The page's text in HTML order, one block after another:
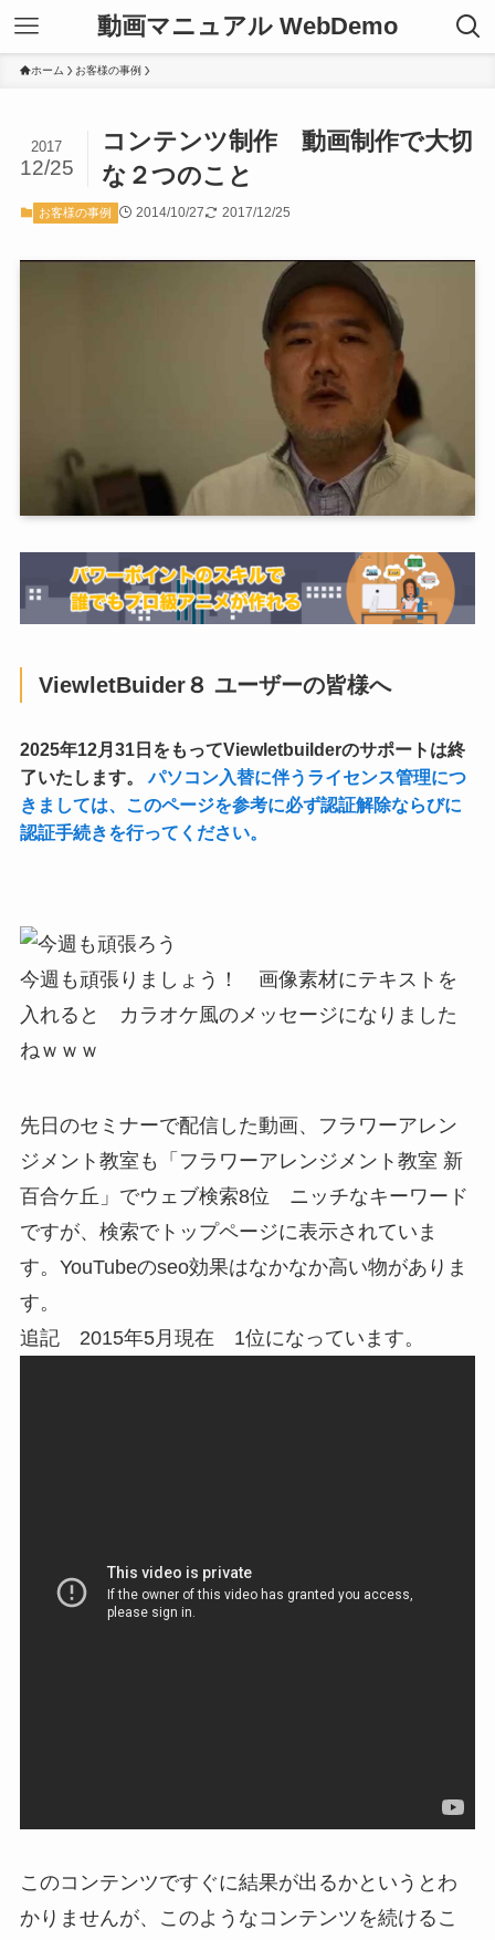
動画マニュアル WebDemo
ホーム お客様の事例
コンテンツ制作 動画制作で大切
な２つのこと
2017
12/25
お客様の事例 2014/10/27 2017/12/25
ViewletBuider８ ユーザーの皆様へ
2025年12月31日をもってViewletbuilderのサポートは終
了いたします。
パソコン入替に伴うライセンス管理につ
きましては、このページを参考に必ず認証解除ならびに
認証手続きを行ってください。
今週も頑張りましょう！ 画像素材にテキストを
入れると カラオケ風のメッセージになりました
ねｗｗｗ
先日のセミナーで配信した動画、フラワーアレン
ジメント教室も「フラワーアレンジメント教室 新
百合ケ丘」でウェブ検索8位 ニッチなキーワード
ですが、検索でトップページに表示されていま
す。YouTubeのseo効果はなかなか高い物がありま
す。
追記 2015年5月現在 1位になっています。
このコンテンツですぐに結果が出るかというとわ
かりませんが、このようなコンテンツを続けるこ